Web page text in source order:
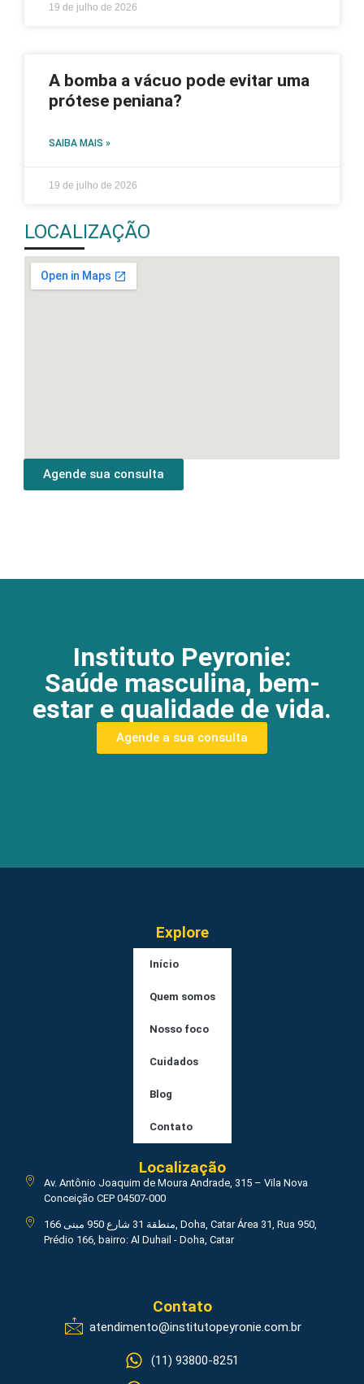
19 de julho de 2026
A bomba a vácuo pode evitar uma
prótese peniana?
SAIBA MAIS »
19 de julho de 2026
LOCALIZAÇÃO
Agende sua consulta
Instituto Peyronie:
Saúde masculina, bem-
estar e qualidade de vida.
Agende a sua consulta
Explore
Início
Quem somos
Nosso foco
Cuidados
Blog
Contato
Localização
Av. Antônio Joaquim de Moura Andrade, 315 – Vila Nova
Conceição CEP 04507-000
منطقة 31 شارع 950 مبنى 166, Doha, Catar Área 31, Rua 950,
Prédio 166, bairro: Al Duhail - Doha, Catar
Contato
atendimento@institutopeyronie.com.br
(11) 93800-8251